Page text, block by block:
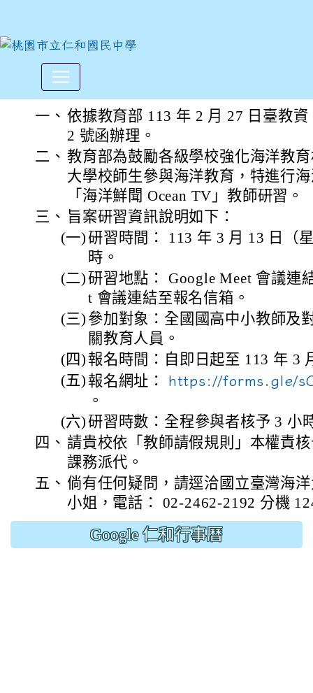
教育部委託國立臺灣海洋大
一、 依據教育部 113 年 2 月 27 日臺教
2 號函辦理。
二、 教育部為鼓勵各級學校強化海洋教
大學校師生參與海洋教育，特進行
「海洋鮮聞 Ocean TV」教師研習。
三、 旨案研習資訊說明如下：
(一)研習時間： 113 年 3 月 13 日（
時。
(二)研習地點： Google Meet 會議連
t 會議連結至報名信箱。
(三) 參加對象：全國國高中小教師及
關教育人員。
(四) 報名時間：自即日起至 113 年 3
(五) 報名網址： https://forms.gle/
。
(六)研習時數：全程參與者核予 3 小
四、 請貴校依「教師請假規則」本權責
課務派代。
五、 倘有任何疑問，請逕洽國立臺灣海
小姐，電話： 02-2462-2192 分機
Google 仁和行事曆